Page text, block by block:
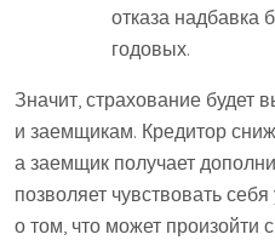
отказа надбавка
годовых.
Значит, страхование будет
и заемщикам. Кредитор
а заемщик получает
позволяет чувствовать
о том, что может произойти